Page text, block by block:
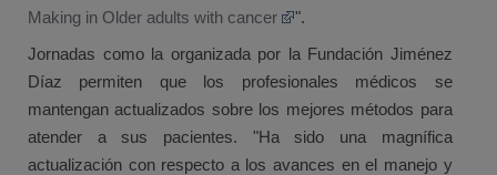
Making in Older adults with cancer
".
Jornadas como la organizada por la Fundación Jiménez
Díaz permiten que los profesionales médicos se
mantengan actualizados sobre los mejores métodos para
atender a sus pacientes. "Ha sido una magnífica
actualización con respecto a los avances en el manejo y